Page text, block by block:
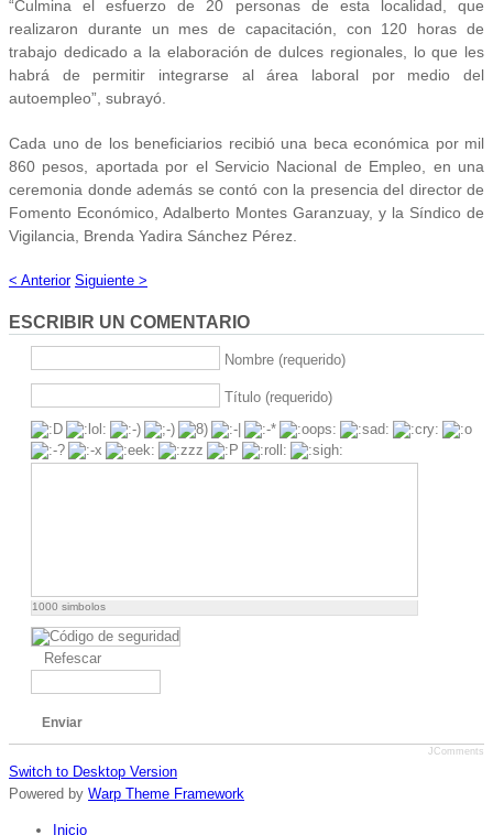
“Culmina el esfuerzo de 20 personas de esta localidad, que
realizaron durante un mes de capacitación, con 120 horas de
trabajo dedicado a la elaboración de dulces regionales, lo que les
habrá de permitir integrarse al área laboral por medio del
autoempleo”, subrayó.
Cada uno de los beneficiarios recibió una beca económica por mil
860 pesos, aportada por el Servicio Nacional de Empleo, en una
ceremonia donde además se contó con la presencia del director de
Fomento Económico, Adalberto Montes Garanzuay, y la Síndico de
Vigilancia, Brenda Yadira Sánchez Pérez.
< Anterior Siguiente >
ESCRIBIR UN COMENTARIO
Nombre (requerido)
Título (requerido)
1000 simbolos
Refescar
Enviar
JComments
Switch to Desktop Version
Powered by Warp Theme Framework
Inicio